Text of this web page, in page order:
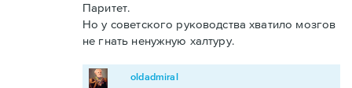
Паритет.
Но у советского руководства хватило мозгов
не гнать ненужную халтуру.
oldadmiral